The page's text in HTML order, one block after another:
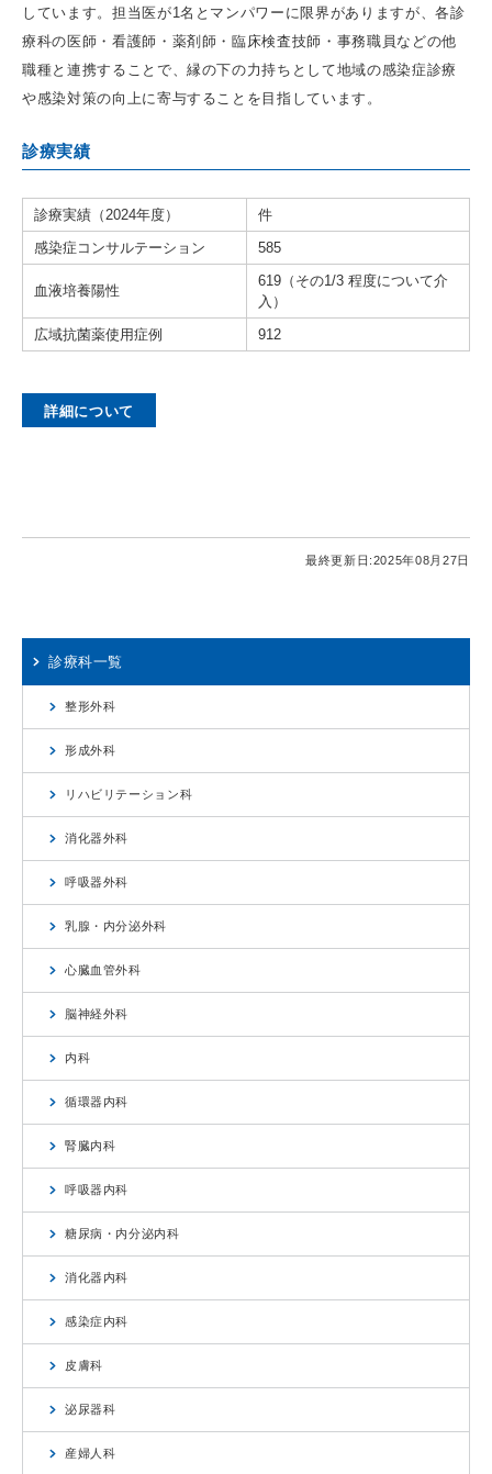
しています。担当医が1名とマンパワーに限界がありますが、各診
療科の医師・看護師・薬剤師・臨床検査技師・事務職員などの他
職種と連携することで、縁の下の力持ちとして地域の感染症診療
や感染対策の向上に寄与することを目指しています。
診療実績
診療実績（2024年度）
件
感染症コンサルテーション
585
血液培養陽性
619（その1/3 程度について介
入）
広域抗菌薬使用症例
912
詳細について
最終更新日:2025年08月27日
診療科一覧
整形外科
形成外科
リハビリテーション科
消化器外科
呼吸器外科
乳腺・内分泌外科
心臓血管外科
脳神経外科
内科
循環器内科
腎臓内科
呼吸器内科
糖尿病・内分泌内科
消化器内科
感染症内科
皮膚科
泌尿器科
産婦人科